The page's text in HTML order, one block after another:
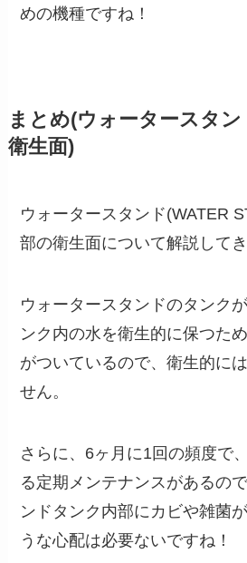
めの機種ですね！
まとめ(ウォータースタ
衛生面)
ウォータースタンド(WATER
部の衛生面について解説してき
ウォータースタンドのタンク
ンク内の水を衛生的に保つた
がついているので、衛生的に
せん。
さらに、6ヶ月に1回の頻度で
る定期メンテナンスがあるの
ンドタンク内部にカビや雑菌
うな心配は必要ないですね！